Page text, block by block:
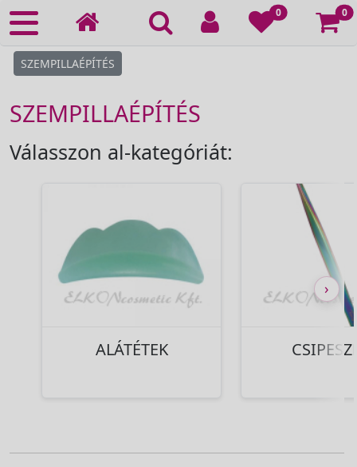
0 0
SZEMPILLAÉPÍTÉS
SZEMPILLAÉPÍTÉS
Válasszon al-kategóriát:
ALÁTÉTEK
›